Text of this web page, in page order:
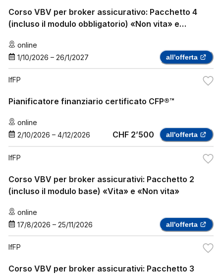
Corso VBV per broker assicurativo: Pacchetto 4
(incluso il modulo obbligatorio) «Non vita» e
online
1/10/2026 – 26/1/2027 all'offerta
IfFP
Pianificatore finanziario certificato CFP®™
online
2/10/2026 – 4/12/2026 CHF 2’500 all'offerta
IfFP
Corso VBV per broker assicurativi: Pacchetto 2
(incluso il modulo base) «Vita» e «Non vita»
online
17/8/2026 – 25/11/2026 all'offerta
IfFP
Corso VBV per broker assicurativi: Pacchetto 3